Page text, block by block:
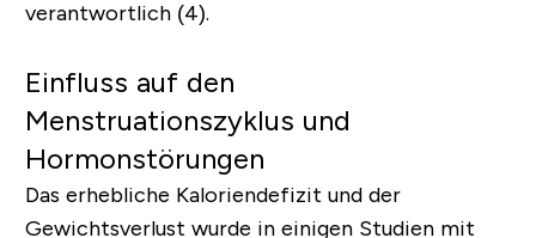
verantwortlich (4).
Einfluss auf den
Menstruationszyklus und
Hormonstörungen
Das erhebliche Kaloriendefizit und der
Gewichtsverlust wurde in einigen Studien mit